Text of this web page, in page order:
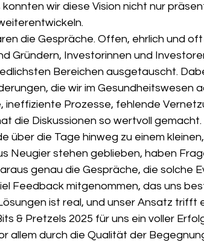
wir diese Vision nicht nur
die Gespräche. Offen, ehrlich und
Gründern, Investorinnen und
Bereichen ausgetauscht.
die wir im Gesundheitswesen
Prozesse, fehlende
die Diskussionen so wertvoll gemacht.
über die Tage hinweg zu einem
Neugier stehen geblieben, haben
genau die Gespräche, die solche
Feedback mitgenommen, das uns
ist real, und unser Ansatz trifft
& Pretzels 2025 für uns ein voller
allem durch die Qualität der